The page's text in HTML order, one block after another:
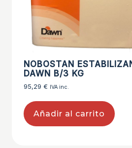
NOBOSTAN
DAWN B/3 KG
95,29 € IVA inc.
Añadir al carrito